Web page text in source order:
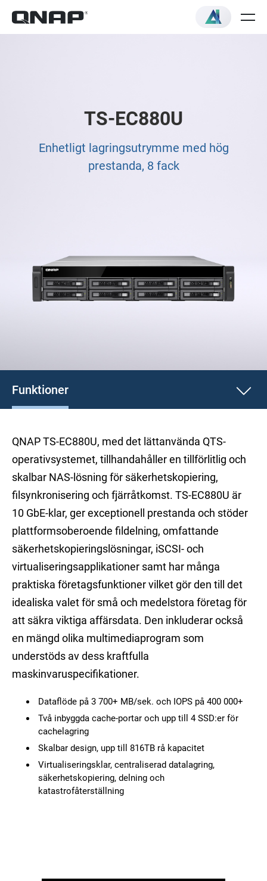
TS-EC880U
Enhetligt lagringsutrymme med hög
prestanda, 8 fack
Funktioner
QNAP TS-EC880U, med det lättanvända QTS-
operativsystemet, tillhandahåller en tillförlitlig och
skalbar NAS-lösning för säkerhetskopiering,
filsynkronisering och fjärråtkomst. TS-EC880U är
10 GbE-klar, ger exceptionell prestanda och stöder
plattformsoberoende fildelning, omfattande
säkerhetskopieringslösningar, iSCSI- och
virtualiseringsapplikationer samt har många
praktiska företagsfunktioner vilket gör den till det
idealiska valet för små och medelstora företag för
att säkra viktiga affärsdata. Den inkluderar också
en mängd olika multimediaprogram som
understöds av dess kraftfulla
maskinvaruspecifikationer.
Dataflöde på 3 700+ MB/sek. och IOPS på 400 000+
Två inbyggda cache-portar och upp till 4 SSD:er för
cachelagring
Skalbar design, upp till 816TB rå kapacitet
Virtualiseringsklar, centraliserad datalagring,
säkerhetskopiering, delning och
katastrofåterställning